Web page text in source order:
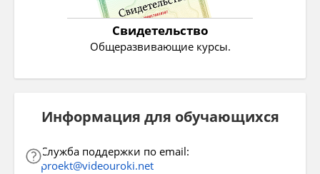
Свидетельство
Общеразвивающие курсы.
Информация для обучающихся
Служба поддержки по email:
proekt@videouroki.net